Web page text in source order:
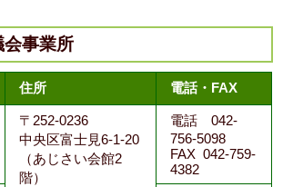
事業所
住所 電話・FAX
〒252-0236
中央区富士見6-1-20
（あじさい会館2
階）
電話 042-
756-5098
FAX 042-759-
4382